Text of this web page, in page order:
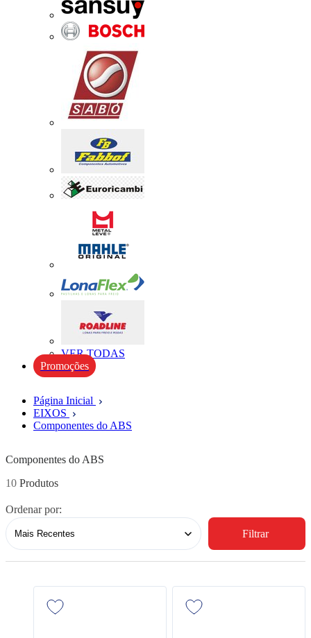
VER TODAS
Promoções
Página Inicial
EIXOS
Componentes do ABS
Componentes do ABS
10
Ordenar por:
Filtrar